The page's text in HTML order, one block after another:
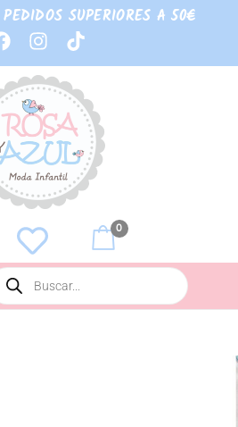
SUPERIORES A 50€
0